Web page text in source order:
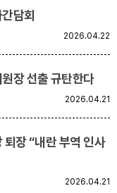
담회
2026.04.22
장 선출 규탄한다
2026.04.21
장 “내란 부역 인사
2026.04.21